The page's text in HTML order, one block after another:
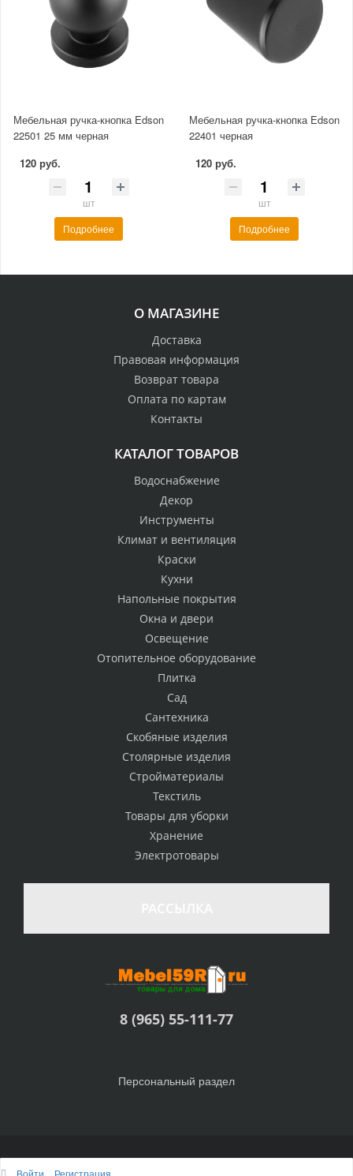
Мебельная ручка-кнопка Edson
22501 25 мм черная
120 руб.
шт
Подробнее
Мебельная ручка-кнопка Edson
22401 черная
120 руб.
шт
Подробнее
О МАГАЗИНЕ
Доставка
Правовая информация
Возврат товара
Оплата по картам
Контакты
КАТАЛОГ ТОВАРОВ
Водоснабжение
Декор
Инструменты
Климат и вентиляция
Краски
Кухни
Напольные покрытия
Окна и двери
Освещение
Отопительное оборудование
Плитка
Сад
Сантехника
Скобяные изделия
Столярные изделия
Стройматериалы
Текстиль
Товары для уборки
Хранение
Электротовары
8 (965) 55-111-77
Персональный раздел
© Интернет-магазин Товары для дома, 2010 - 2026
Войти Регистрация